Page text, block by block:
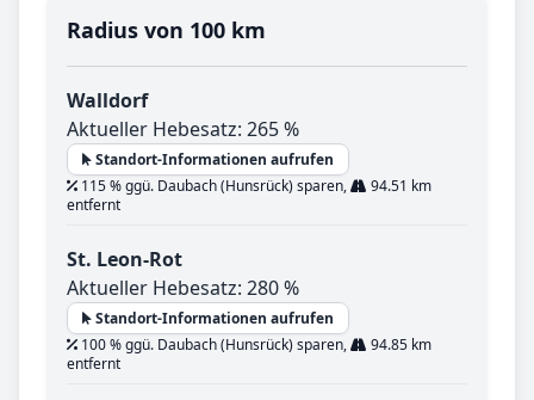
Radius von 100 km
Walldorf
Aktueller Hebesatz: 265 %
Standort-Informationen aufrufen
115 % ggü. Daubach (Hunsrück) sparen,
94.51 km
entfernt
St. Leon-Rot
Aktueller Hebesatz: 280 %
Standort-Informationen aufrufen
100 % ggü. Daubach (Hunsrück) sparen,
94.85 km
entfernt